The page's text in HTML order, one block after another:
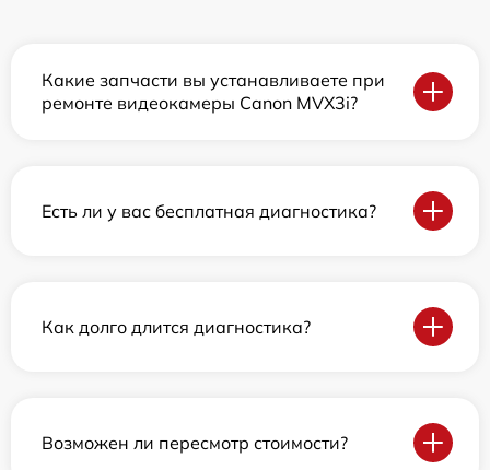
Какие запчасти вы устанавливаете при
ремонте видеокамеры Canon MVX3i?
Есть ли у вас бесплатная диагностика?
Как долго длится диагностика?
Возможен ли пересмотр стоимости?